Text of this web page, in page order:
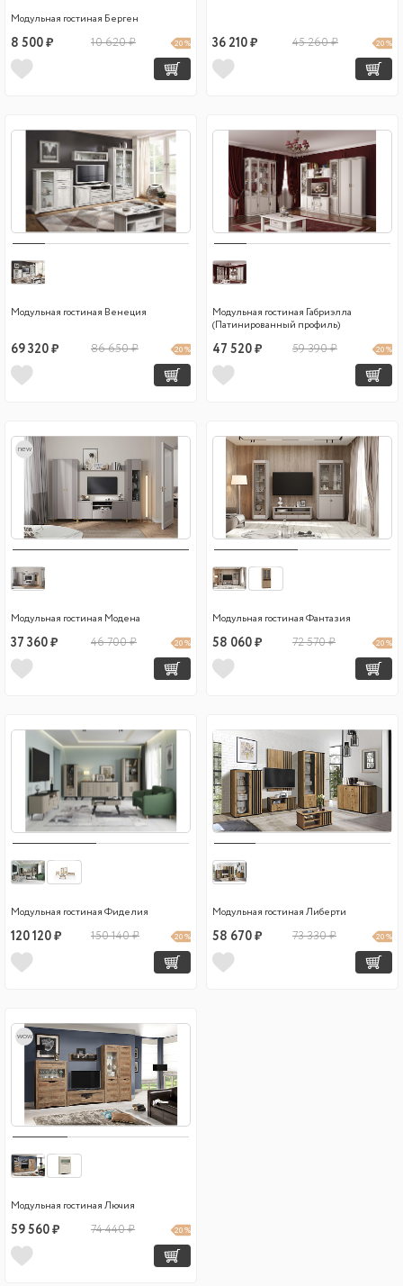
Модульная гостиная Берген
8 500 ₽ 10 620 ₽ 20 % 36 210 ₽ 45 260 ₽ 20 %
Модульная гостиная Венеция
69 320 ₽ 86 650 ₽ 20 %
Модульная гостиная Габриэлла
(Патинированный профиль)
47 520 ₽ 59 390 ₽ 20 %
new
Модульная гостиная Модена
37 360 ₽ 46 700 ₽ 20 %
Модульная гостиная Фантазия
58 060 ₽ 72 570 ₽ 20 %
Модульная гостиная Фиделия
120 120 ₽ 150 140 ₽ 20 %
Модульная гостиная Либерти
58 670 ₽ 73 330 ₽ 20 %
wow
Модульная гостиная Лючия
59 560 ₽ 74 440 ₽ 20 %